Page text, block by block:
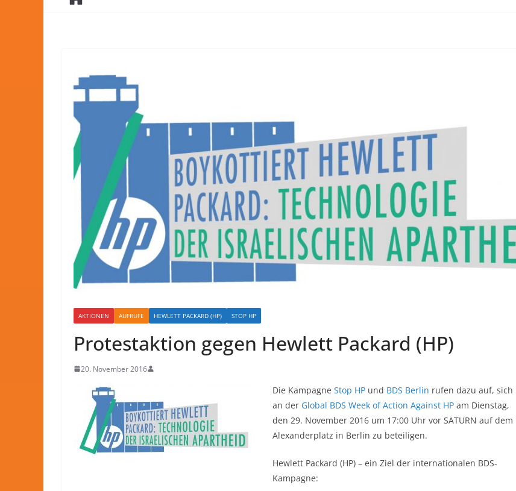
AKTIONEN AUFRUFE HEWLETT PACKARD (HP) STOP HP
Protestaktion gegen Hewlett Packard (HP)
20. November 2016
Die Kampagne Stop HP und BDS Berlin rufen dazu auf, sich
an der Global BDS Week of Action Against HP am Dienstag,
den 29. November 2016 um 17:00 Uhr vor SATURN auf dem
Alexanderplatz in Berlin zu beteiligen.
Hewlett Packard (HP) – ein Ziel der internationalen BDS-
Kampagne: